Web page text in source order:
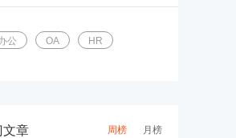
公 OA HR
文章 周榜 月榜